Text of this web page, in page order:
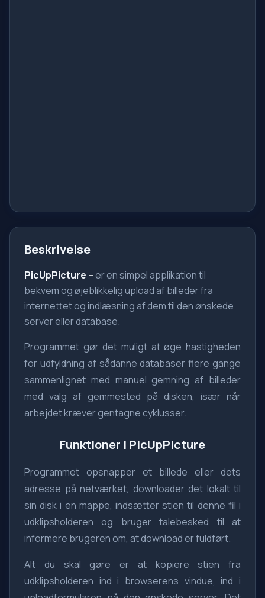
Beskrivelse
PicUpPicture –er en simpel applikation til
bekvem og øjeblikkelig upload af billeder fra
internettet og indlæsning af dem til den ønskede
server eller database.
Programmet gør det muligt at øge hastigheden
for udfyldning af sådanne databaser flere gange
sammenlignet med manuel gemning af billeder
med valg af gemmested på disken, især når
arbejdet kræver gentagne cyklusser.
Funktioner i PicUpPicture
Programmet opsnapper et billede eller dets
adresse på netværket, downloader det lokalt til
sin disk i en mappe, indsætter stien til denne fil i
udklipsholderen og bruger talebesked til at
informere brugeren om, at download er fuldført.
Alt du skal gøre er at kopiere stien fra
udklipsholderen ind i browserens vindue, ind i